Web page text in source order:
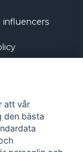
influencers
att vår
den bästa